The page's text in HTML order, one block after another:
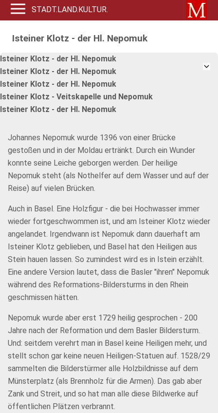
STADT.LAND.KULTUR.
Isteiner Klotz - der Hl. Nepomuk
Isteiner Klotz - der Hl. Nepomuk
Isteiner Klotz - der Hl. Nepomuk
Isteiner Klotz - der Hl. Nepomuk
Isteiner Klotz - Veitskapelle und Nepomuk
Isteiner Klotz - der Hl. Nepomuk
Johannes Nepomuk wurde 1396 von einer Brücke
gestoßen und in der Moldau ertränkt. Durch ein Wunder
konnte seine Leiche geborgen werden. Der heilige
Nepomuk steht (als Nothelfer auf dem Wasser und auf der
Reise) auf vielen Brücken.
Auch in Basel. Eine Holzfigur - die bei Hochwasser immer
wieder fortgeschwommen ist, und am Isteiner Klotz wieder
angelandet. Irgendwann ist Nepomuk dann dauerhaft am
Isteiner Klotz geblieben, und Basel hat den Heiligen aus
Stein hauen lassen. So zumindest wird es in Istein erzählt.
Eine andere Version lautet, dass die Basler "ihren" Nepomuk
während des Reformations-Bildersturms in den Rhein
geschmissen hätten.
Nepomuk wurde aber erst 1729 heilig gesprochen - 200
Jahre nach der Reformation und dem Basler Bildersturm.
Und: seitdem verehrt man in Basel keine Heiligen mehr, und
stellt schon gar keine neuen Heiligen-Statuen auf. 1528/29
sammelten die Bilderstürmer alle Holzbildnisse auf dem
Münsterplatz (als Brennholz für die Armen). Das gab aber
Zank und Streit, und so hat man alle diese Bildwerke auf
öffentlichen Plätzen verbrannt.